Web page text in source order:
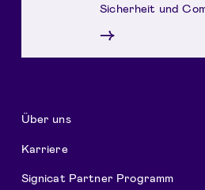
Sicherheit und
→
Über uns
Karriere
Signicat Partner Programm